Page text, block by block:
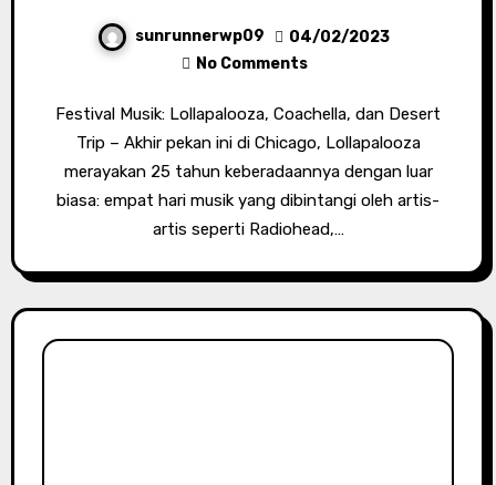
sunrunnerwp09
04/02/2023
No Comments
Festival Musik: Lollapalooza, Coachella, dan Desert
Trip – Akhir pekan ini di Chicago, Lollapalooza
merayakan 25 tahun keberadaannya dengan luar
biasa: empat hari musik yang dibintangi oleh artis-
artis seperti Radiohead,…